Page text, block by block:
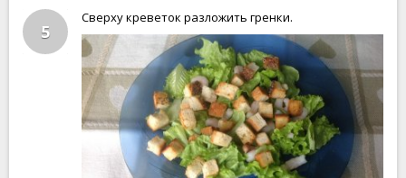
5
Сверху креветок разложить гренки.